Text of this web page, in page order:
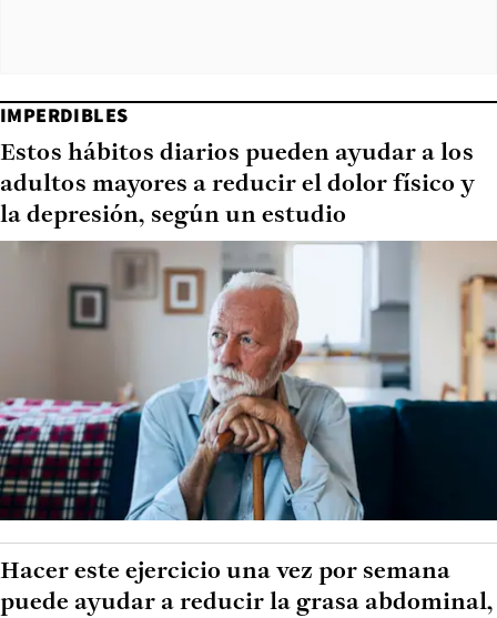
IMPERDIBLES
Estos hábitos diarios pueden ayudar a los
adultos mayores a reducir el dolor físico y
la depresión, según un estudio
Hacer este ejercicio una vez por semana
puede ayudar a reducir la grasa abdominal,